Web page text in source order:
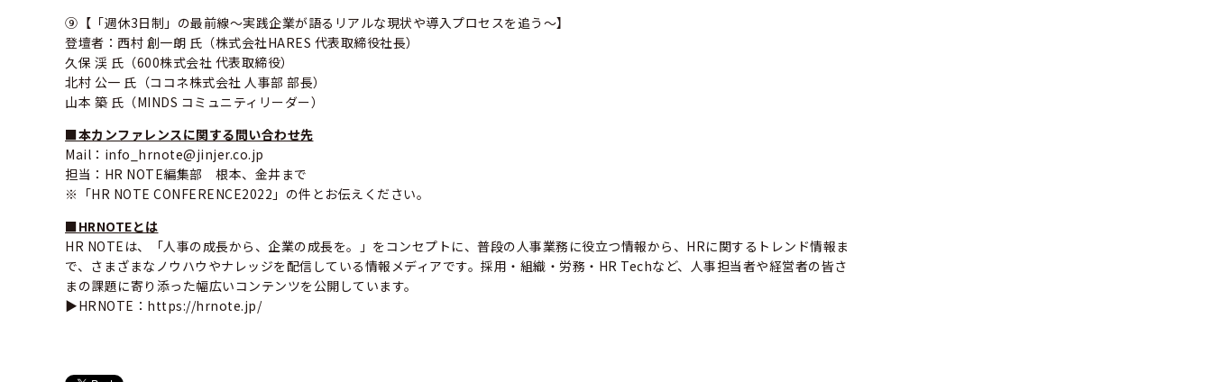
⑨【「週休3日制」の最前線〜実践企業が語るリアルな現状や導入プロセスを追う〜】
登壇者：西村 創一朗 氏（株式会社HARES 代表取締役社長）
久保 渓 氏（600株式会社 代表取締役）
北村 公一 氏（ココネ株式会社 人事部 部長）
山本 築 氏（MINDS コミュニティリーダー）
■本カンファレンスに関する問い合わせ先
Mail：info_hrnote@jinjer.co.jp
担当：HR NOTE編集部 根本、金井まで
※「HR NOTE CONFERENCE2022」の件とお伝えください。
■HRNOTEとは
HR NOTEは、「人事の成長から、企業の成長を。」をコンセプトに、普段の人事業務に役立つ情報から、HRに関するトレンド情報ま
で、さまざまなノウハウやナレッジを配信している情報メディアです。採用・組織・労務・HR Techなど、人事担当者や経営者の皆さ
まの課題に寄り添った幅広いコンテンツを公開しています。
▶HRNOTE：https://hrnote.jp/